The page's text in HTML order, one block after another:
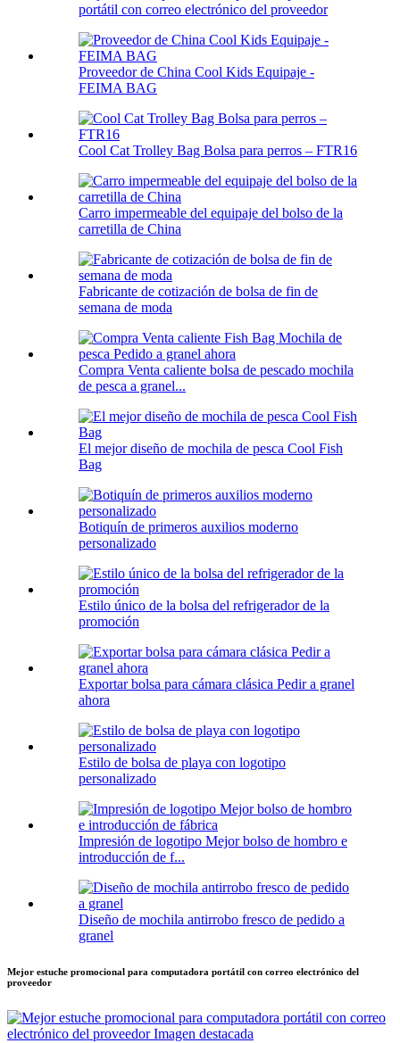
portátil con correo electrónico del proveedor
Proveedor de China Cool Kids Equipaje -
FEIMA BAG
Cool Cat Trolley Bag Bolsa para perros – FTR16
Carro impermeable del equipaje del bolso de la
carretilla de China
Fabricante de cotización de bolsa de fin de
semana de moda
Compra Venta caliente bolsa de pescado mochila
de pesca a granel...
El mejor diseño de mochila de pesca Cool Fish
Bag
Botiquín de primeros auxilios moderno
personalizado
Estilo único de la bolsa del refrigerador de la
promoción
Exportar bolsa para cámara clásica Pedir a granel
ahora
Estilo de bolsa de playa con logotipo
personalizado
Impresión de logotipo Mejor bolso de hombro e
introducción de f...
Diseño de mochila antirrobo fresco de pedido a
granel
Mejor estuche promocional para computadora portátil con correo electrónico del
proveedor